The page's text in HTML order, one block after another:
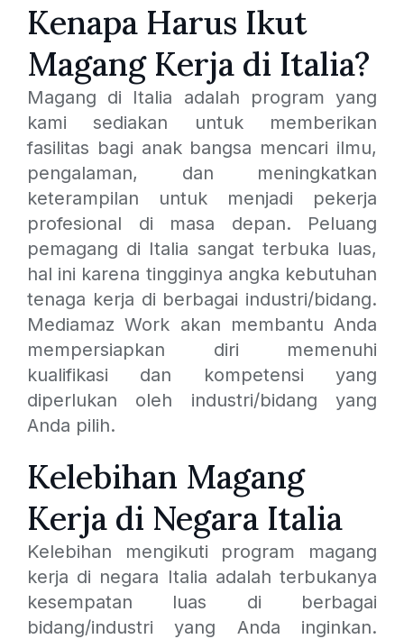
Kenapa Harus Ikut
Magang Kerja di Italia?
Magang di Italia adalah program yang
kami sediakan untuk memberikan
fasilitas bagi anak bangsa mencari ilmu,
pengalaman, dan meningkatkan
keterampilan untuk menjadi pekerja
profesional di masa depan. Peluang
pemagang di Italia sangat terbuka luas,
hal ini karena tingginya angka kebutuhan
tenaga kerja di berbagai industri/bidang.
Mediamaz Work akan membantu Anda
mempersiapkan diri memenuhi
kualifikasi dan kompetensi yang
diperlukan oleh industri/bidang yang
Anda pilih.
Kelebihan Magang
Kerja di Negara Italia
Kelebihan mengikuti program magang
kerja di negara Italia adalah terbukanya
kesempatan luas di berbagai
bidang/industri yang Anda inginkan.